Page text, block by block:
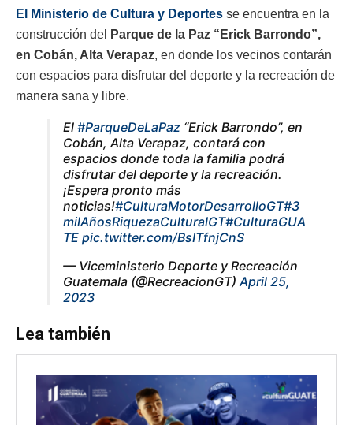
El Ministerio de Cultura y Deportes se encuentra en la
construcción del
Parque de la Paz “Erick Barrondo”,
en Cobán, Alta Verapaz, en donde los vecinos contarán
con espacios para disfrutar del deporte y la recreación de
manera sana y libre.
El #ParqueDeLaPaz “Erick Barrondo”, en
Cobán, Alta Verapaz, contará con
espacios donde toda la familia podrá
disfrutar del deporte y la recreación.
¡Espera pronto más
noticias!#CulturaMotorDesarrolloGT#3
milAñosRiquezaCulturalGT#CulturaGUA
TE pic.twitter.com/BsITfnjCnS
— Viceministerio Deporte y Recreación
Guatemala (@RecreacionGT)April 25,
2023
Lea también